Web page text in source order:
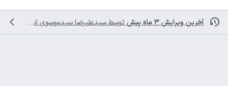
آخرین ویرایش ۳ ماه پیش توسط سیدعلیرضا سیدموسوی انجام شده است